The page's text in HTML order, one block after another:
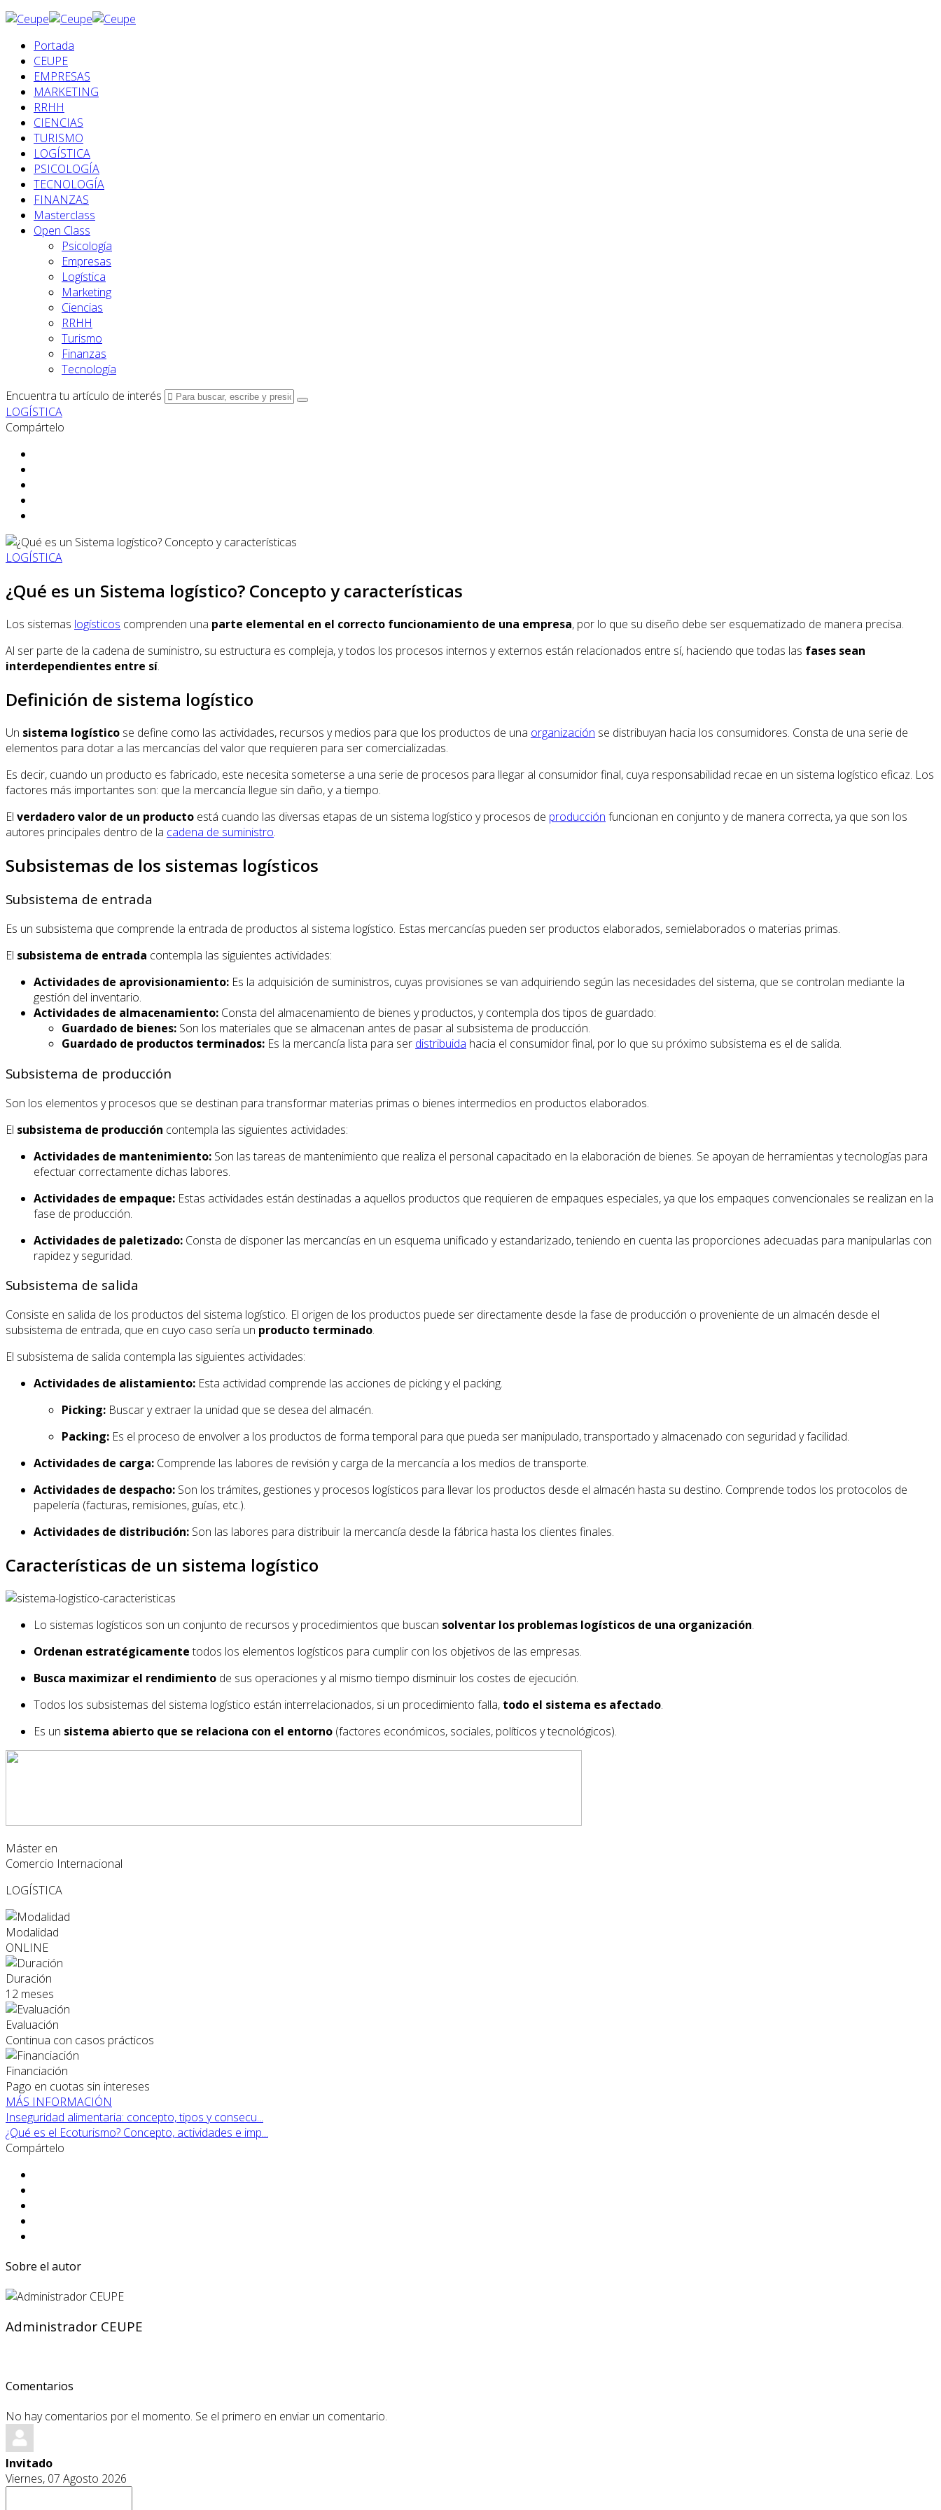
Portada
CEUPE
EMPRESAS
MARKETING
RRHH
CIENCIAS
TURISMO
LOGÍSTICA
PSICOLOGÍA
TECNOLOGÍA
FINANZAS
Masterclass
Open Class
Psicología
Empresas
Logística
Marketing
Ciencias
RRHH
Turismo
Finanzas
Tecnología
Encuentra tu artículo de interés
LOGÍSTICA
Compártelo
LOGÍSTICA
¿Qué es un Sistema logístico? Concepto y características
Los sistemas logísticos comprenden una parte elemental en el correcto funcionamiento de una empresa, por lo que su diseño debe ser esquematizado de manera precisa.
Al ser parte de la cadena de suministro, su estructura es compleja, y todos los procesos internos y externos están relacionados entre sí, haciendo que todas las fases sean
interdependientes entre sí.
Definición de sistema logístico
Un sistema logístico se define como las actividades, recursos y medios para que los productos de una organización se distribuyan hacia los consumidores. Consta de una serie de
elementos para dotar a las mercancías del valor que requieren para ser comercializadas.
Es decir, cuando un producto es fabricado, este necesita someterse a una serie de procesos para llegar al consumidor final, cuya responsabilidad recae en un sistema logístico eficaz. Los
factores más importantes son: que la mercancía llegue sin daño, y a tiempo.
El verdadero valor de un producto está cuando las diversas etapas de un sistema logístico y procesos de producción funcionan en conjunto y de manera correcta, ya que son los
autores principales dentro de la cadena de suministro.
Subsistemas de los sistemas logísticos
Subsistema de entrada
Es un subsistema que comprende la entrada de productos al sistema logístico. Estas mercancías pueden ser productos elaborados, semielaborados o materias primas.
El subsistema de entrada contempla las siguientes actividades:
Actividades de aprovisionamiento: Es la adquisición de suministros, cuyas provisiones se van adquiriendo según las necesidades del sistema, que se controlan mediante la
gestión del inventario.
Actividades de almacenamiento: Consta del almacenamiento de bienes y productos, y contempla dos tipos de guardado:
Guardado de bienes: Son los materiales que se almacenan antes de pasar al subsistema de producción.
Guardado de productos terminados: Es la mercancía lista para ser distribuida hacia el consumidor final, por lo que su próximo subsistema es el de salida.
Subsistema de producción
Son los elementos y procesos que se destinan para transformar materias primas o bienes intermedios en productos elaborados.
El subsistema de producción contempla las siguientes actividades:
Actividades de mantenimiento: Son las tareas de mantenimiento que realiza el personal capacitado en la elaboración de bienes. Se apoyan de herramientas y tecnologías para
efectuar correctamente dichas labores.
Actividades de empaque: Estas actividades están destinadas a aquellos productos que requieren de empaques especiales, ya que los empaques convencionales se realizan en la
fase de producción.
Actividades de paletizado: Consta de disponer las mercancías en un esquema unificado y estandarizado, teniendo en cuenta las proporciones adecuadas para manipularlas con
rapidez y seguridad.
Subsistema de salida
Consiste en salida de los productos del sistema logístico. El origen de los productos puede ser directamente desde la fase de producción o proveniente de un almacén desde el
subsistema de entrada, que en cuyo caso sería un producto terminado.
El subsistema de salida contempla las siguientes actividades:
Actividades de alistamiento: Esta actividad comprende las acciones de picking y el packing.
Picking: Buscar y extraer la unidad que se desea del almacén.
Packing: Es el proceso de envolver a los productos de forma temporal para que pueda ser manipulado, transportado y almacenado con seguridad y facilidad.
Actividades de carga: Comprende las labores de revisión y carga de la mercancía a los medios de transporte.
Actividades de despacho: Son los trámites, gestiones y procesos logísticos para llevar los productos desde el almacén hasta su destino. Comprende todos los protocolos de
papelería (facturas, remisiones, guías, etc.).
Actividades de distribución: Son las labores para distribuir la mercancía desde la fábrica hasta los clientes finales.
Características de un sistema logístico
Lo sistemas logísticos son un conjunto de recursos y procedimientos que buscan solventar los problemas logísticos de una organización.
Ordenan estratégicamentetodos los elementos logísticos para cumplir con los objetivos de las empresas.
Busca maximizar el rendimiento de sus operaciones y al mismo tiempo disminuir los costes de ejecución.
Todos los subsistemas del sistema logístico están interrelacionados, si un procedimiento falla, todo el sistema es afectado.
Es un sistema abierto que se relaciona con el entorno (factores económicos, sociales, políticos y tecnológicos).
Máster en
Comercio Internacional
LOGÍSTICA
Modalidad
ONLINE
Duración
12 meses
Evaluación
Continua con casos prácticos
Financiación
Pago en cuotas sin intereses
MÁS INFORMACIÓN
Inseguridad alimentaria: concepto, tipos y consecu...
¿Qué es el Ecoturismo? Concepto, actividades e imp...
Compártelo
Sobre el autor
Administrador CEUPE
Comentarios
No hay comentarios por el momento. Se el primero en enviar un comentario.
Invitado
Viernes, 07 Agosto 2026